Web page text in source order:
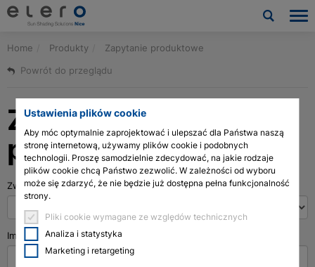
Ustawienia plików cookie
Aby móc optymalnie zaprojektować i ulepszać dla Państwa naszą
stronę internetową, używamy plików cookie i podobnych
technologii. Proszę samodzielnie zdecydować, na jakie rodzaje
plików cookie chcą Państwo zezwolić. W zależności od wyboru
może się zdarzyć, że nie będzie już dostępna pełna funkcjonalność
strony.
Pliki cookie wymagane ze względów technicznych
Analiza i statystyka
Marketing i retargeting
Produkty
Aktualności i publikacje
Firma
Kontakt
Pliki do pobrania i usługi
Architects & planners
Home Produkty
Zapytanie produktowe
Powrót do przeglądu
Zapytanie
produktowe
Zwrot grzecznościowy *
Imię